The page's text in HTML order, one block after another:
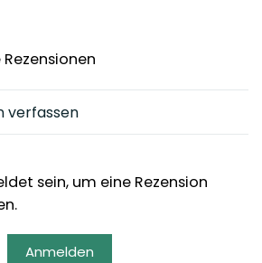
verfassen
sein, um eine Rezension
Anmelden